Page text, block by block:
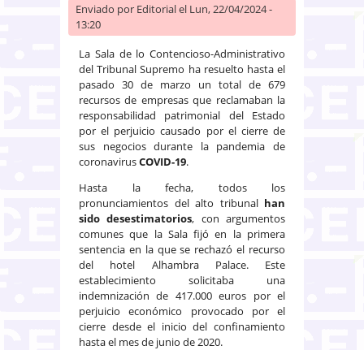
Enviado por Editorialel Lun, 22/04/2024 -
13:20
La Sala de lo Contencioso-Administrativo
del Tribunal Supremo ha resuelto hasta el
pasado 30 de marzo un total de 679
recursos de empresas que reclamaban la
responsabilidad patrimonial del Estado
por el perjuicio causado por el cierre de
sus negocios durante la pandemia de
coronavirusCOVID-19.
Hasta la fecha, todos los
pronunciamientos del alto tribunal han
sido desestimatorios, con argumentos
comunes que la Sala fijó en la primera
sentencia en la que se rechazó el recurso
del hotel Alhambra Palace. Este
establecimiento solicitaba una
indemnización de 417.000 euros por el
perjuicio económico provocado por el
cierre desde el inicio del confinamiento
hasta el mes de junio de 2020.